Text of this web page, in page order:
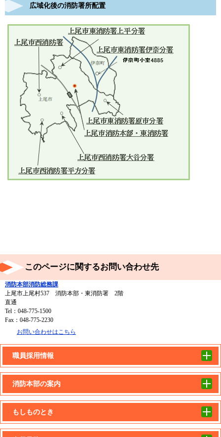
広域化後の消防署所配置
このページに関するお問い合わせ先
消防本部消防総務課
上尾市上尾村537 消防本部・東消防署 2階
直通
Tel：048-775-1500
Fax：048-775-2230
お問い合わせはこちら
職員採用情報
消防本部の案内
もしものとき